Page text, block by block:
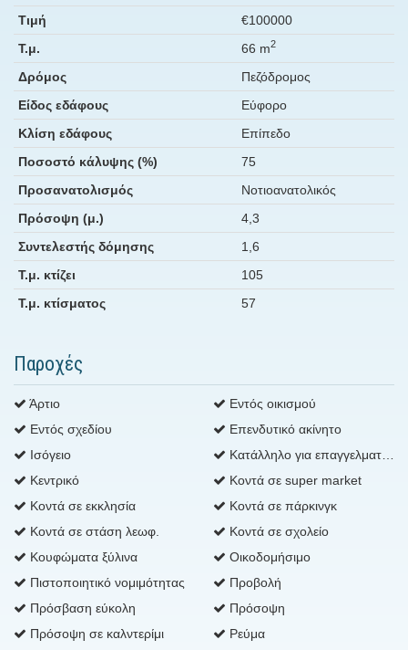
Τιμή
€100000
Τ.μ.
66 m2
Δρόμος
Πεζόδρομος
Είδος εδάφους
Εύφορο
Κλίση εδάφους
Επίπεδο
Ποσοστό κάλυψης (%)
75
Προσανατολισμός
Νοτιοανατολικός
Πρόσοψη (μ.)
4,3
Συντελεστής δόμησης
1,6
Τ.μ. κτίζει
105
Τ.μ. κτίσματος
57
Παροχές
Άρτιο
Εντός οικισμού
Εντός σχεδίου
Επενδυτικό ακίνητο
Ισόγειο
Κατάλληλο για επαγγελματική χρήση
Κεντρικό
Κοντά σε super market
Κοντά σε εκκλησία
Κοντά σε πάρκινγκ
Κοντά σε στάση λεωφ.
Κοντά σε σχολείο
Κουφώματα ξύλινα
Οικοδομήσιμο
Πιστοποιητικό νομιμότητας
Προβολή
Πρόσβαση εύκολη
Πρόσοψη
Πρόσοψη σε καλντερίμι
Ρεύμα